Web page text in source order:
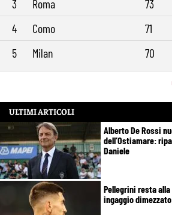
3
Roma
73
4
Como
71
5
Milan 70
ULTIMI ARTICOLI
Alberto De Rossi
dell’Ostiamare:
Daniele
Pellegrini resta
ingaggio dimezzato